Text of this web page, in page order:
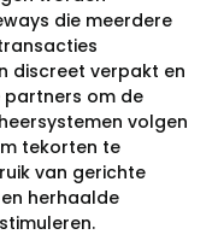
die meerdere
discreet verpakt en
partners om de
volgen
tekorten te
van gerichte
herhaalde